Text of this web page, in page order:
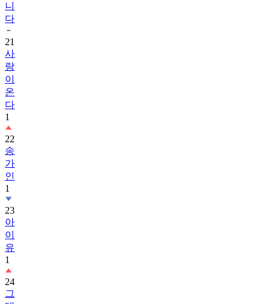
니
다
21
사
랑
이
온
다
1
22
송
가
인
1
23
아
이
유
1
24
그